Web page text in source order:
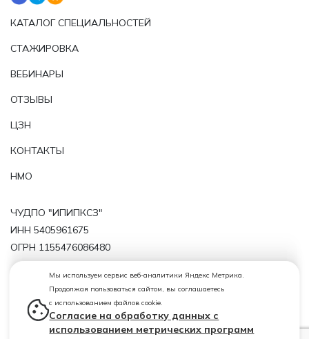
Мы используем сервис веб-аналитики Яндекс Метрика.
Продолжая пользоваться сайтом, вы соглашаетесь
с использованием файлов cookie.
Согласие на обработку данных с
использованием метрических программ
КАТАЛОГ СПЕЦИАЛЬНОСТЕЙ
СТАЖИРОВКА
ВЕБИНАРЫ
ОТЗЫВЫ
ЦЗН
КОНТАКТЫ
НМО
ЧУДПО "ИПИПКСЗ"
ИНН 5405961675
ОГРН 1155476086480
Политика обработки персональных данных
Лицензия от 19.02.2019 № 10811 Бланк 54 ЛО1 № 0004367
(регистрационный номер лицензии Л035-01199-
54/00209772)